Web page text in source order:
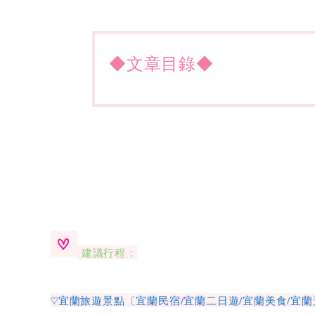
◆文章目錄◆
建議行程：
♡宜蘭旅遊景點〔宜蘭民宿/宜蘭二日遊/宜蘭美食/宜